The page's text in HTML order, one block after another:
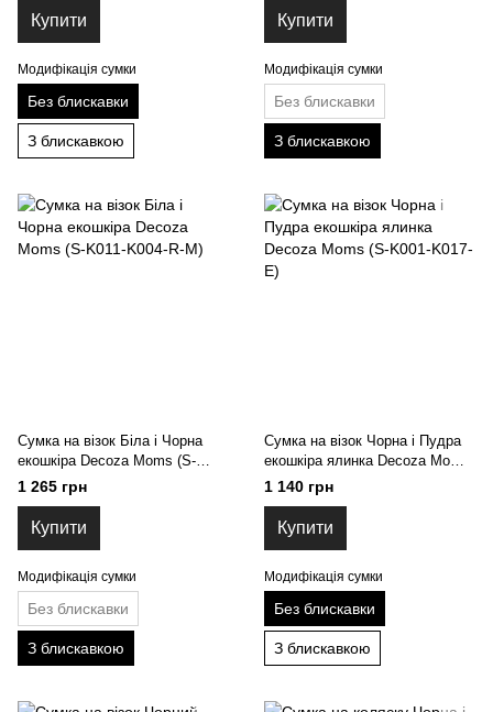
Купити
Модифікація сумки
Без блискавки
З блискавкою
Купити
Модифікація сумки
Без блискавки
З блискавкою
Сумка на візок Біла і Чорна
екошкіра Decoza Moms (S-
K011-K004-R-M)
1 265 грн
Купити
Модифікація сумки
Без блискавки
З блискавкою
Сумка на візок Чорна і Пудра
екошкіра ялинка Decoza Moms
(S-K001-K017-E)
1 140 грн
Купити
Модифікація сумки
Без блискавки
З блискавкою